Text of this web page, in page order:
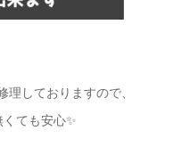
理しておりますので、
ても安心✨